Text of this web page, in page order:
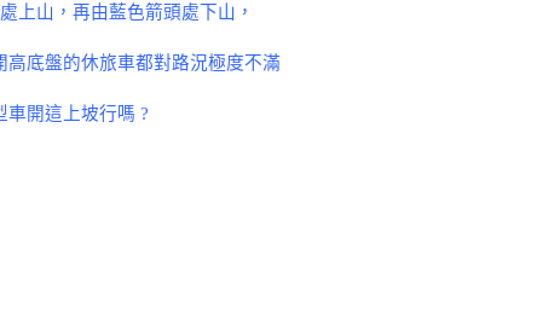
上山，再由藍色箭頭處下山，
底盤的休旅車都對路況極度不滿
車開這上坡行嗎 ?